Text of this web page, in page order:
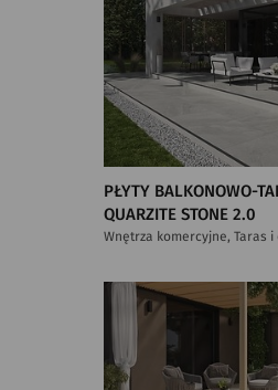
PŁYTY BALKONOWO-
QUARZITE STONE 2.0
Wnętrza komercyjne, Taras i